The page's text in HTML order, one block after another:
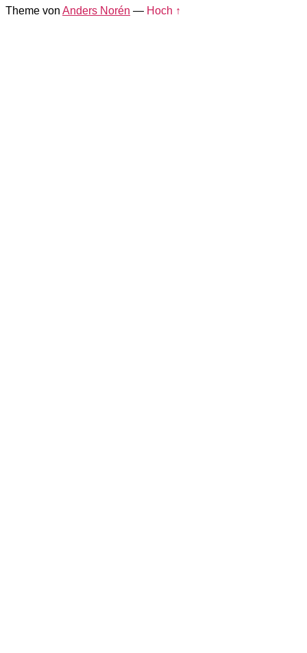
Theme von Anders Norén — Hoch ↑